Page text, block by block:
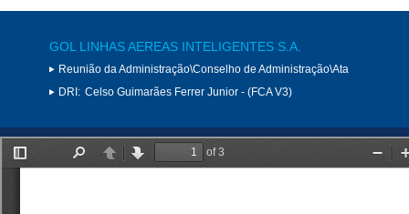
GOL LINHAS AEREAS INTELIGENTES S.A.
Reunião da Administração\Conselho de Administração\Ata
DRI: Celso Guimarães Ferrer Junior - (FCA V3)